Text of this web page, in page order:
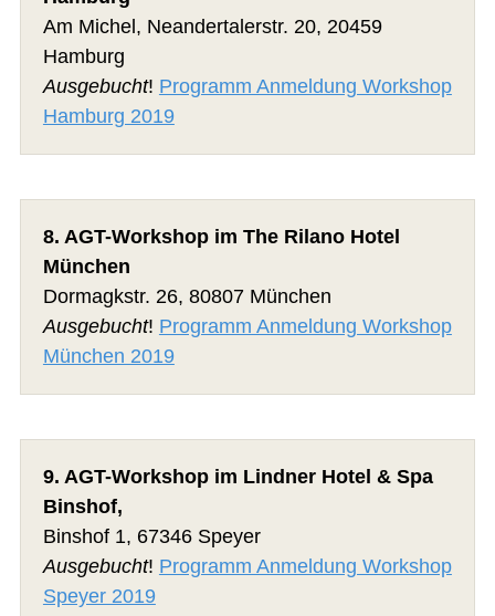
Am Michel, Neandertalerstr. 20, 20459
Hamburg
Ausgebucht! Programm Anmeldung Workshop
Hamburg 2019
8. AGT-Workshop im The Rilano Hotel
München
Dormagkstr. 26, 80807 München
Ausgebucht! Programm Anmeldung Workshop
München 2019
9. AGT-Workshop im Lindner Hotel & Spa
Binshof,
Binshof 1, 67346 Speyer
Ausgebucht! Programm Anmeldung Workshop
Speyer 2019